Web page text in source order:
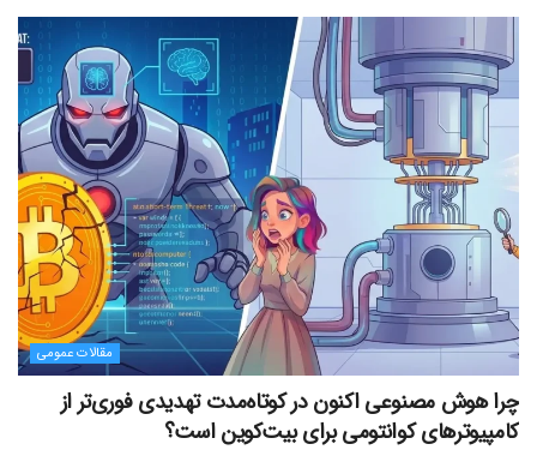
مقالات عمومی
چرا هوش مصنوعی اکنون در کوتاه‌مدت تهدیدی فوری‌تر از
کامپیوترهای کوانتومی برای بیت‌کوین است؟